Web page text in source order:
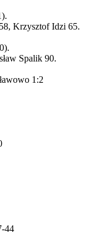
Krzysztof Idzi 65.
Spalik 90.
1:2
44